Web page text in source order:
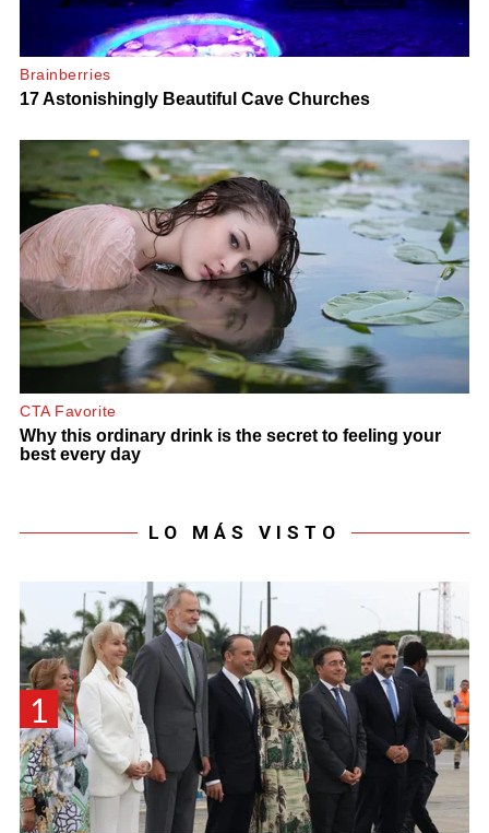
LO MÁS VISTO
1